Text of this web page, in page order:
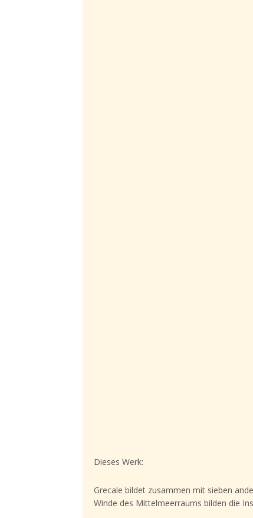
Dieses Werk:
Grecale bildet zusammen mit sieben
Winde des Mittelmeerraums bilden die